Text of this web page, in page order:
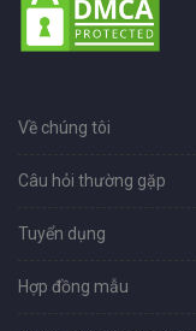
Về chúng tôi
Câu hỏi thường gặp
Tuyển dụng
Hợp đồng mẫu